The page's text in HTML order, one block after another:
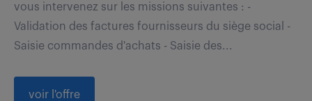
vous intervenez sur les missions suivantes : -
Validation des factures fournisseurs du siège social -
Saisie commandes d'achats - Saisie des...
voir l'offre